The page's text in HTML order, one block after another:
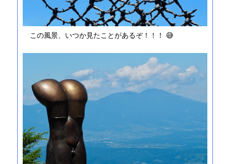
この風景、いつか見たことがあるぞ！！！ 😅